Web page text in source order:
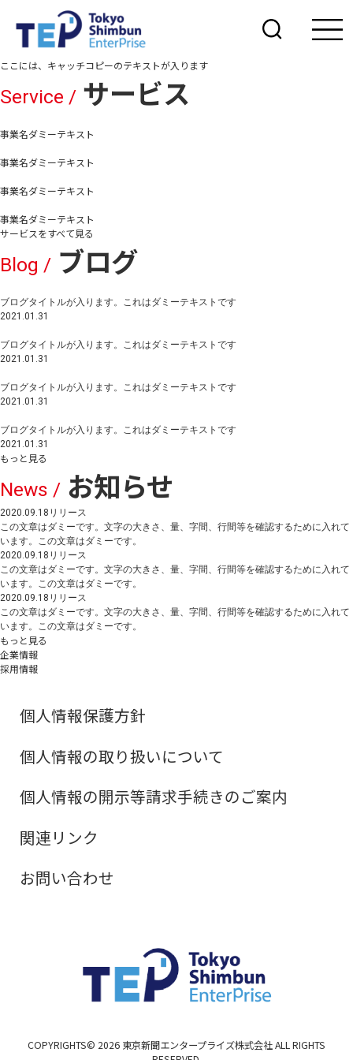
ここには、キャッチコピーのテキストが入ります
Service / サービス
事業名ダミーテキスト
事業名ダミーテキスト
事業名ダミーテキスト
事業名ダミーテキスト
サービスをすべて見る
Blog / ブログ
ブログタイトルが入ります。これはダミーテキストです
2021.01.31
ブログタイトルが入ります。これはダミーテキストです
2021.01.31
ブログタイトルが入ります。これはダミーテキストです
2021.01.31
ブログタイトルが入ります。これはダミーテキストです
2021.01.31
もっと見る
News / お知らせ
2020.09.18 リリース
この文章はダミーです。文字の大きさ、量、字間、行間等を確認するために入れて
います。この文章はダミーです。
2020.09.18 リリース
この文章はダミーです。文字の大きさ、量、字間、行間等を確認するために入れて
います。この文章はダミーです。
2020.09.18 リリース
この文章はダミーです。文字の大きさ、量、字間、行間等を確認するために入れて
います。この文章はダミーです。
もっと見る
企業情報
採用情報
個人情報保護方針
個人情報の取り扱いについて
個人情報の開示等請求手続きのご案内
関連リンク
お問い合わせ
COPYRIGHTS© 2026 東京新聞エンタープライズ株式会社 ALL RIGHTS